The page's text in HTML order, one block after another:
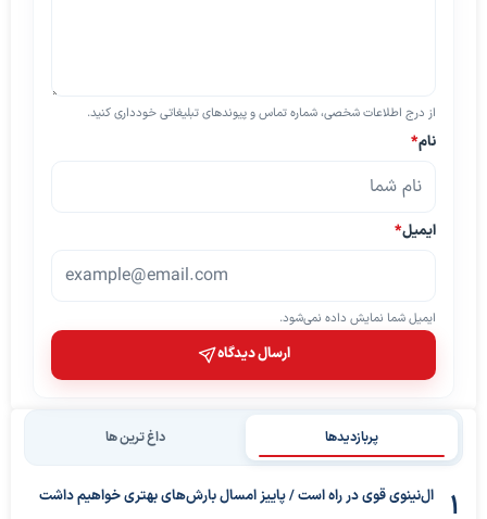
از درج اطلاعات شخصی، شماره تماس و پیوندهای تبلیغاتی خودداری کنید.
نام*
ایمیل*
ایمیل شما نمایش داده نمی‌شود.
ارسال دیدگاه
پربازدیدها داغ ترین ها
ال‌نینوی قوی در راه است / پاییز امسال بارش‌های بهتری خواهیم داشت